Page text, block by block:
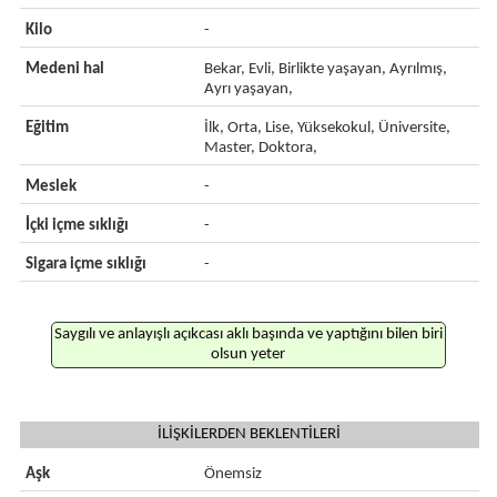
Kilo -
Medeni hal
Bekar, Evli, Birlikte yaşayan, Ayrılmış,
Ayrı yaşayan,
Eğitim
İlk, Orta, Lise, Yüksekokul, Üniversite,
Master, Doktora,
Meslek -
İçki içme sıklığı -
Sigara içme sıklığı -
Saygılı ve anlayışlı açıkcası aklı başında ve yaptığını bilen biri
olsun yeter
İLİŞKİLERDEN BEKLENTİLERİ
Aşk Önemsiz